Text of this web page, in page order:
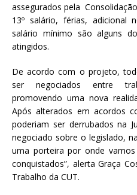
assegurados pela
13º salário, férias, adicional
salário mínimo são alguns
atingidos.
De acordo com o projeto,
ser negociados entre
promovendo uma nova
Após alterados em acordos
poderiam ser derrubados na
negociado sobre o legislado,
uma porteira por onde
conquistados”, alerta Graça
Trabalho da CUT.